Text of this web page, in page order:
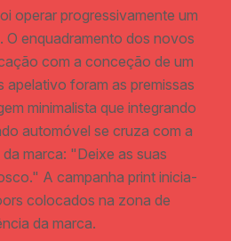
operar progressivamente um
O enquadramento dos novos
com a conceção de um
apelativo foram as premissas
minimalista que integrando
automóvel se cruza com a
marca: "Deixe as suas
A campanha print inicia-
colocados na zona de
da marca.